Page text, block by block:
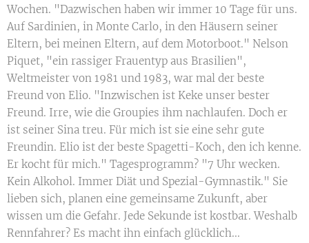
Wochen. "Dazwischen haben wir immer 10 Tage für uns.
Auf Sardinien, in Monte Carlo, in den Häusern seiner
Eltern, bei meinen Eltern, auf dem Motorboot." Nelson
Piquet, "ein rassiger Frauentyp aus Brasilien",
Weltmeister von 1981 und 1983, war mal der beste
Freund von Elio. "Inzwischen ist Keke unser bester
Freund. Irre, wie die Groupies ihm nachlaufen. Doch er
ist seiner Sina treu. Für mich ist sie eine sehr gute
Freundin. Elio ist der beste Spagetti-Koch, den ich kenne.
Er kocht für mich." Tagesprogramm? "7 Uhr wecken.
Kein Alkohol. Immer Diät und Spezial-Gymnastik." Sie
lieben sich, planen eine gemeinsame Zukunft, aber
wissen um die Gefahr. Jede Sekunde ist kostbar. Weshalb
Rennfahrer? Es macht ihn einfach glücklich...